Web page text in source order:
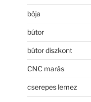
bója
bútor
bútor diszkont
CNC marás
cserepes lemez